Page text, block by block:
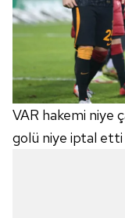
VAR hakemi niye
golü niye iptal etti